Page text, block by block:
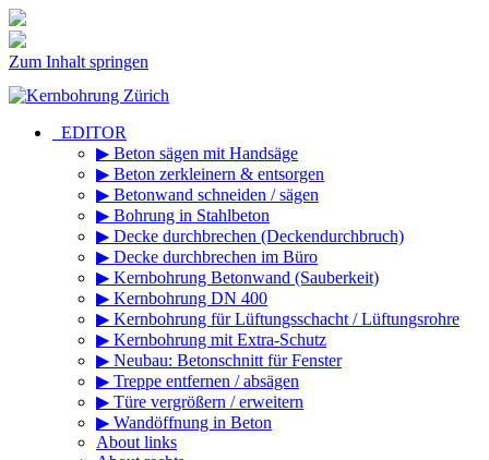
Zum Inhalt springen
_EDITOR
▶ Beton sägen mit Handsäge
▶ Beton zerkleinern & entsorgen
▶ Betonwand schneiden / sägen
▶ Bohrung in Stahlbeton
▶ Decke durchbrechen (Deckendurchbruch)
▶ Decke durchbrechen im Büro
▶ Kernbohrung Betonwand (Sauberkeit)
▶ Kernbohrung DN 400
▶ Kernbohrung für Lüftungsschacht / Lüftungsrohre
▶ Kernbohrung mit Extra-Schutz
▶ Neubau: Betonschnitt für Fenster
▶ Treppe entfernen / absägen
▶ Türe vergrößern / erweitern
▶ Wandöffnung in Beton
About links